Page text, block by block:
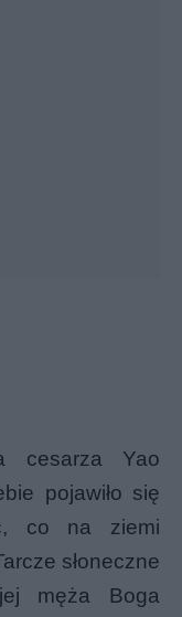
cesarza Yao
pojawiło się
co na ziemi
słoneczne
męża Boga